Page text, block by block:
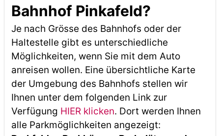
Bahnhof Pinkafeld?
Je nach Grösse des Bahnhofs oder der
Haltestelle gibt es unterschiedliche
Möglichkeiten, wenn Sie mit dem Auto
anreisen wollen. Eine übersichtliche Karte
der Umgebung des Bahnhofs stellen wir
Ihnen unter dem folgenden Link zur
Verfügung HIER klicken. Dort werden Ihnen
alle Parkmöglichkeiten angezeigt: